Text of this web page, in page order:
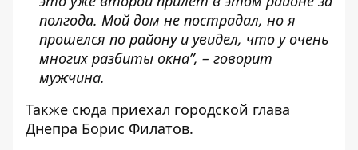
полгода. Мой дом не пострадал, но я
прошелся по району и увидел, что у очень
многих разбиты окна”, – говорит
мужчина.
Также сюда приехал городской глава
Днепра Борис Филатов.